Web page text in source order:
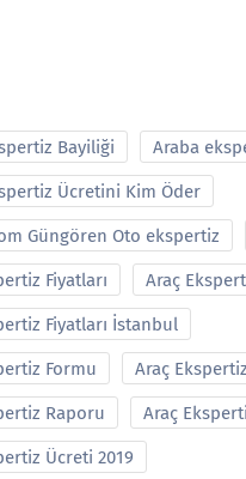
Bayiliği Araba
Ücretini Kim Öder
Güngören Oto ekspertiz
Fiyatları Araç
Fiyatları İstanbul
Formu Araç
Raporu Araç
Ücreti 2019